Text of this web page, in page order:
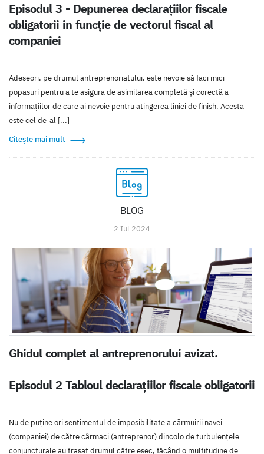
Episodul 3 - Depunerea declarațiilor fiscale
obligatorii in funcție de vectorul fiscal al
companiei
Adeseori, pe drumul antreprenoriatului, este nevoie să faci mici
popasuri pentru a te asigura de asimilarea completă și corectă a
informațiilor de care ai nevoie pentru atingerea liniei de finish. Acesta
este cel de-al [...]
Citește mai mult
BLOG
2 Iul 2024
Ghidul complet al antreprenorului avizat.
Episodul 2 Tabloul declarațiilor fiscale obligatorii
Nu de puține ori sentimentul de imposibilitate a cârmuirii navei
(companiei) de către cârmaci (antreprenor) dincolo de turbulențele
conjuncturale au trasat drumul către eșec, făcând o multitudine de